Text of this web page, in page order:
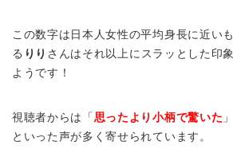
この数字は日本人女性の平均身長に近い
る りり さんはそれ以上にスラッとした印
ようです！
視聴者からは「 思ったより小柄で驚いた
といった声が多く寄せられています。